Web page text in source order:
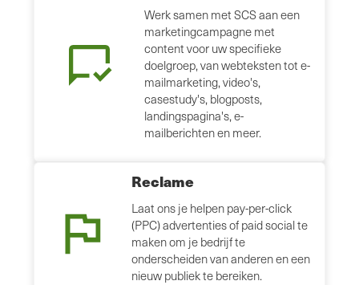
Werk samen met SCS aan een
marketingcampagne met
content voor uw specifieke
doelgroep, van webteksten tot e-
mailmarketing, video's,
casestudy's, blogposts,
landingspagina's, e-
mailberichten en meer.
Reclame
Laat ons je helpen pay-per-click
(PPC) advertenties of paid social te
maken om je bedrijf te
onderscheiden van anderen en een
nieuw publiek te bereiken.